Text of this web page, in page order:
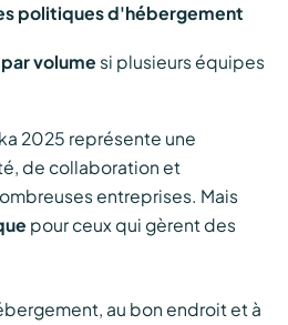
politiques d'hébergement
volume si plusieurs équipes
2025 représente une
de collaboration et
entreprises. Mais
pour ceux qui gèrent des
au bon endroit et à